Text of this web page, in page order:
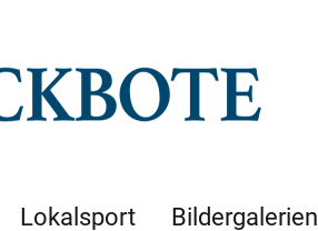
Lokalsport Bildergalerien